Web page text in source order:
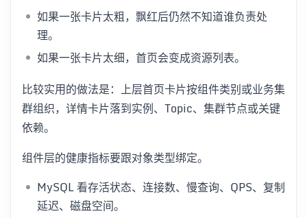
如果一张卡片太粗，飘红后仍然不知道谁负责处
理。
如果一张卡片太细，首页会变成资源列表。
比较实用的做法是：上层首页卡片按组件类别或业务集
群组织，详情卡片落到实例、Topic、集群节点或关键
依赖。
组件层的健康指标要跟对象类型绑定。
MySQL 看存活状态、连接数、慢查询、QPS、复制
延迟、磁盘空间。